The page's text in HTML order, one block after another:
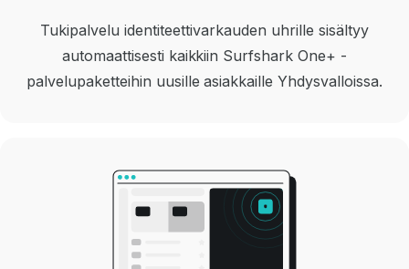
Tukipalvelu identiteettivarkauden uhrille sisältyy
automaattisesti kaikkiin Surfshark One+ -
palvelupaketteihin uusille asiakkaille Yhdysvalloissa.